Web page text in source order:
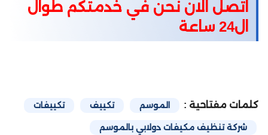
اتصل الان نحن في خدمتكم طوال
ال24 ساعة
كلمات مفتاحية : الموسم تكييف تكييفات
شركة تنظيف مكيفات دولابي بالموسم